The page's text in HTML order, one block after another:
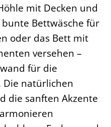
mit Decken und
Bettwäsche für
oder das Bett mit
versehen –
für die
Die natürlichen
die sanften Akzente